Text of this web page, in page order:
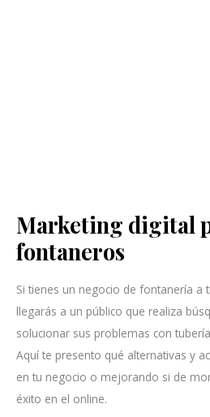
Marketing digital
fontaneros
Si tienes un negocio de fontanería a
llegarás a un público que realiza
solucionar sus problemas con
Aquí te presento qué alternativas y
en tu negocio o mejorando si de
éxito en el online.
Marketing
digital
para
fontaneros